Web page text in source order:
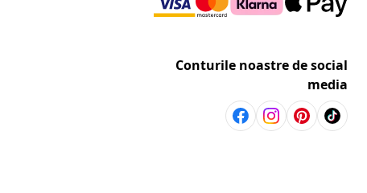
Conturile noastre de social
media